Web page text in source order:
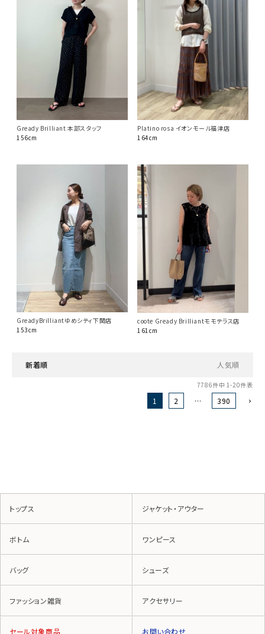
Gready Brilliant 本部スタッフ
156cm
Platino rosa イオンモール福津店
164cm
GreadyBrilliantゆめシティ下関店
153cm
coote Gready Brilliantモモテラス店
161cm
新着順 人気順
7786件中 1-20件表示
1 2 … 390
トップス ジャケット・アウター
ボトム ワンピース
バッグ シューズ
ファッション雑貨 アクセサリー
セール対象商品 お問い合わせ